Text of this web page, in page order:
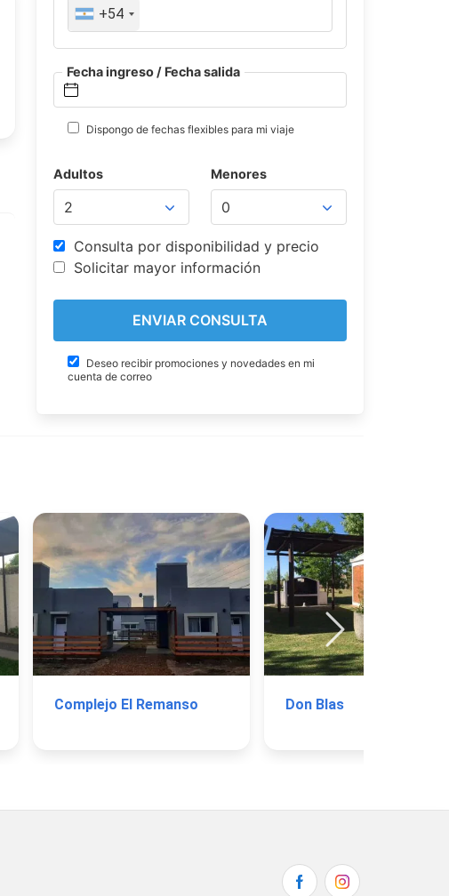
+54
Fecha ingreso / Fecha salida
Dispongo de fechas flexibles para mi viaje
Adultos Menores
Consulta por disponibilidad y precio
Solicitar mayor información
Deseo recibir promociones y novedades en mi
cuenta de correo
Complejo El Remanso Don Blas